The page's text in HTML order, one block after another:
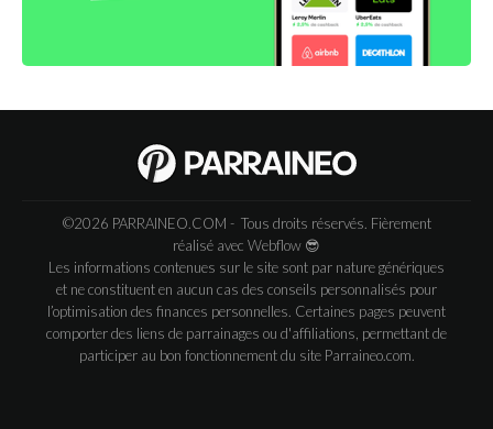
©2026 PARRAINEO.COM - Tous droits réservés. Fièrement
réalisé avec Webflow 😎
Les informations contenues sur le site sont par nature génériques
et ne constituent en aucun cas des conseils personnalisés pour
l’optimisation des finances personnelles. Certaines pages peuvent
comporter des liens de parrainages ou d'affiliations, permettant de
participer au bon fonctionnement du site Parraineo.com.